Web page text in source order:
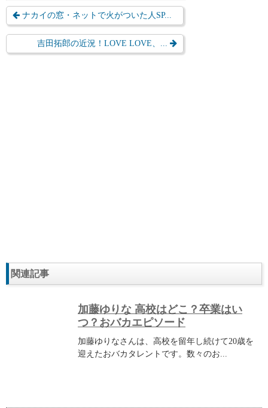
ナカイの窓・ネットで火がついた人SP...
吉田拓郎の近況！LOVE LOVE、...
関連記事
加藤ゆりな 高校はどこ？卒業はい
つ？おバカエピソード
加藤ゆりなさんは、高校を留年し続けて20歳を
迎えたおバカタレントです。数々のお...